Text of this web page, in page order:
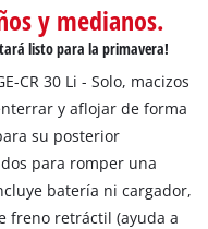
y medianos.
listo para la primavera!
CR 30 Li - Solo, macizos
y aflojar de forma
su posterior
para romper una
batería ni cargador,
freno retráctil (ayuda a